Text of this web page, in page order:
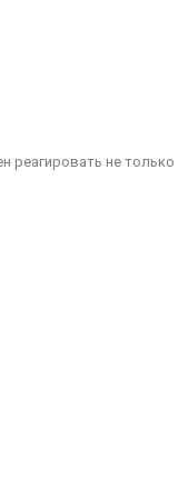
реагировать не только